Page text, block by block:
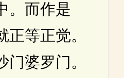
。而作是
等正觉。
婆罗门。